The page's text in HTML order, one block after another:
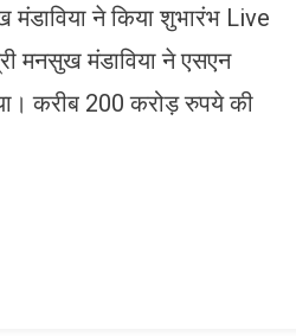
मंडाविया ने किया शुभारंभ Live
मनसुख मंडाविया ने एसएन
करीब 200 करोड़ रुपये की